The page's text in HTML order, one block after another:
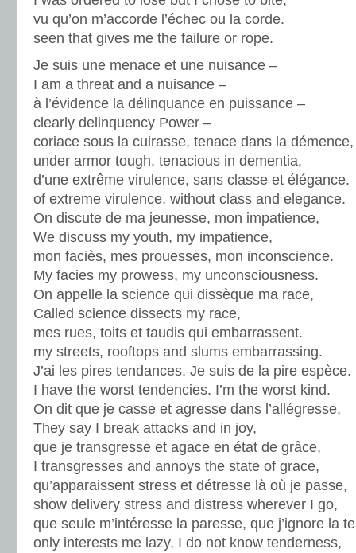
vu qu’on m’accorde l’échec ou la corde.
seen that gives me the failure or rope.
Je suis une menace et une nuisance –
I am a threat and a nuisance –
à l’évidence la délinquance en puissance –
clearly delinquency Power –
coriace sous la cuirasse, tenace dans la démence,
under armor tough, tenacious in dementia,
d’une extrême virulence, sans classe et élégance.
of extreme virulence, without class and elegance.
On discute de ma jeunesse, mon impatience,
We discuss my youth, my impatience,
mon faciès, mes prouesses, mon inconscience.
My facies my prowess, my unconsciousness.
On appelle la science qui dissèque ma race,
Called science dissects my race,
mes rues, toits et taudis qui embarrassent.
my streets, rooftops and slums embarrassing.
J’ai les pires tendances. Je suis de la pire espèce.
I have the worst tendencies. I’m the worst kind.
On dit que je casse et agresse dans l’allégresse,
They say I break attacks and in joy,
que je transgresse et agace en état de grâce,
I transgresses and annoys the state of grace,
qu’apparaissent stress et détresse là où je passe,
show delivery stress and distress wherever I go,
que seule m’intéresse la paresse, que j’ignore la
only interests me lazy, I do not know tenderness,